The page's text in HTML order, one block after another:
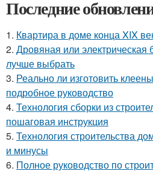
Последние
1. Квартира в доме конца XIX
2. Дровяная или электрическая
лучше выбрать
3. Реально ли изготовить
подробное руководство
4. Технология сборки из
пошаговая инструкция
5. Технология строительства
и минусы
6. Полное руководство по